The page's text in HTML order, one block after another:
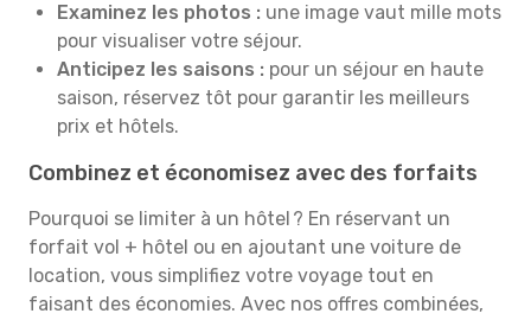
Examinez les photos : une image vaut mille mots
pour visualiser votre séjour.
Anticipez les saisons : pour un séjour en haute
saison, réservez tôt pour garantir les meilleurs
prix et hôtels.
Combinez et économisez avec des forfaits
Pourquoi se limiter à un hôtel ? En réservant un
forfait vol + hôtel ou en ajoutant une voiture de
location, vous simplifiez votre voyage tout en
faisant des économies. Avec nos offres combinées,